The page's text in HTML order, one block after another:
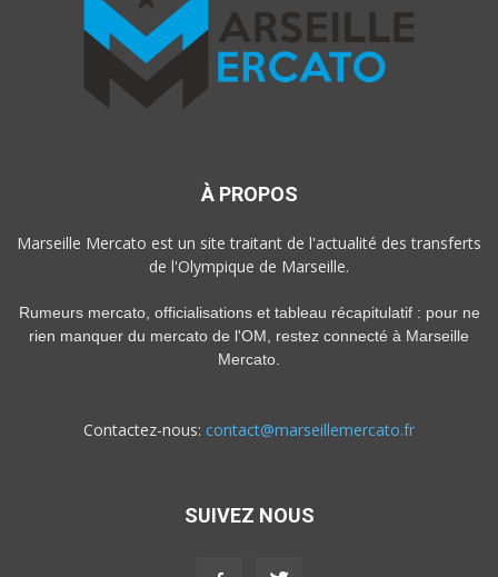
À PROPOS
Marseille Mercato est un site traitant de l'actualité des transferts
de l'Olympique de Marseille.
Rumeurs mercato, officialisations et tableau récapitulatif : pour ne
rien manquer du mercato de l'OM, restez connecté à Marseille
Mercato.
Contactez-nous: contact@marseillemercato.fr
SUIVEZ NOUS